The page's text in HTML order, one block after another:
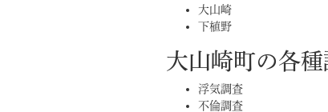
大山崎
下植野
大山崎町の各
浮気調査
不倫調査